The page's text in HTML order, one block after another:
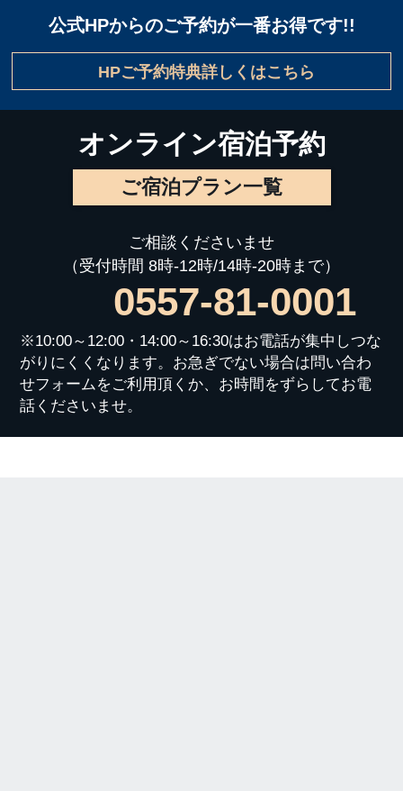
公式HPからのご予約が一番お得です!!
HPご予約特典詳しくはこちら
オンライン宿泊予約
ご宿泊プラン一覧
ご相談くださいませ
（受付時間 8時-12時/14時-20時まで）
0557-81-0001
※10:00～12:00・14:00～16:30はお電話が集中しつな
がりにくくなります。お急ぎでない場合は問い合わ
せフォームをご利用頂くか、お時間をずらしてお電
話くださいませ。